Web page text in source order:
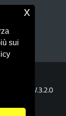
V.3.2.0
sui
x